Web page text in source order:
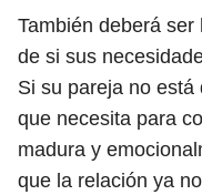
También deberá
de si sus
Si su pareja no
que necesita para
madura y
que la relación ya